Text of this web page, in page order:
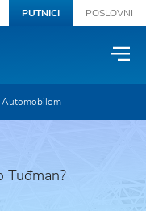
PUTNICI POSLOVNI
Automobilom
Tuđman?